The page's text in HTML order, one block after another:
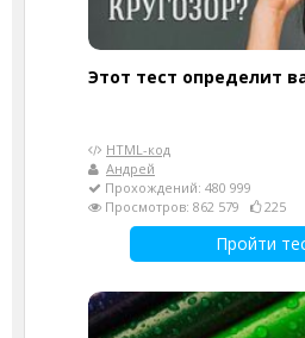
Этот тест определит
HTML-код
Андрей
Прохождений: 480 999
Просмотров: 862 579
225
Пройти